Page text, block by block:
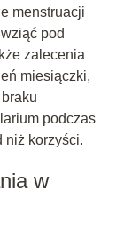
menstruacji
pod
zalecenia
miesiączki,
podczas
niż korzyści.
w